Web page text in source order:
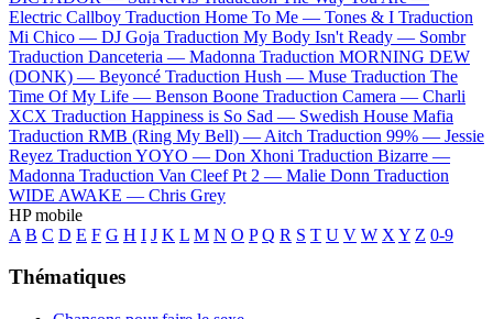
Electric Callboy Traduction Home To Me — Tones & I Traduction
Mi Chico — DJ Goja Traduction My Body Isn't Ready — Sombr
Traduction Danceteria — Madonna Traduction MORNING DEW
(DONK) — Beyoncé Traduction Hush — Muse Traduction The
Time Of My Life — Benson Boone Traduction Camera — Charli
XCX Traduction Happiness is So Sad — Swedish House Mafia
Traduction RMB (Ring My Bell) — Aitch Traduction 99% — Jessie
Reyez Traduction YOYO — Don Xhoni Traduction Bizarre —
Madonna Traduction Van Cleef Pt 2 — Malie Donn Traduction
WIDE AWAKE — Chris Grey
HP mobile
A B C D E F G H I J K L M N O P Q R S T U V W X Y Z 0-9
Thématiques